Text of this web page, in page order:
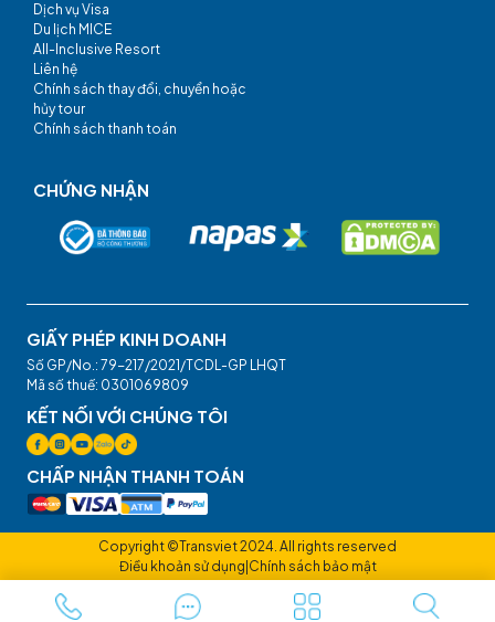
Dịch vụ Visa
Du lịch MICE
All-Inclusive Resort
Liên hệ
Chính sách thay đổi, chuyển hoặc
hủy tour
Chính sách thanh toán
CHỨNG NHẬN
GIẤY PHÉP KINH DOANH
Số GP/No.: 79-217/2021/TCDL-GP LHQT
Mã số thuế: 0301069809
KẾT NỐI VỚI CHÚNG TÔI
CHẤP NHẬN THANH TOÁN
Copyright ©Transviet 2024. All rights reserved
Điều khoản sử dụng Chính sách bảo mật